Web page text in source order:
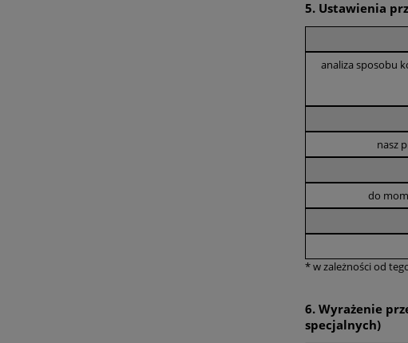
5. Ustawienia
analiza sposobu
nasz
do
* w zależności od
6. Wyrażenie
specjalnych)